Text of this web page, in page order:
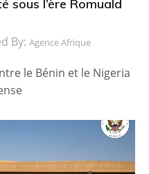
sous l’ère Romuald
By: Agence Afrique
le Bénin et le Nigeria